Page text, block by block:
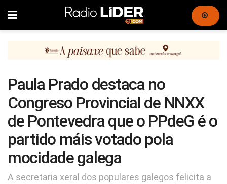
Paula Prado destaca no
Congreso Provincial de NNXX
de Pontevedra que o PPdeG é o
partido máis votado pola
mocidade galega
A secretaria xeral dos populares galegos felicita a